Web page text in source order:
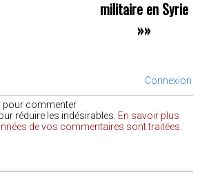
militaire en Syrie
»»
Connexion
pour commenter
réduire les indésirables. En savoir plus
de vos commentaires sont traitées